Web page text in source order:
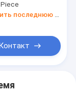
Industrial Air
Piece